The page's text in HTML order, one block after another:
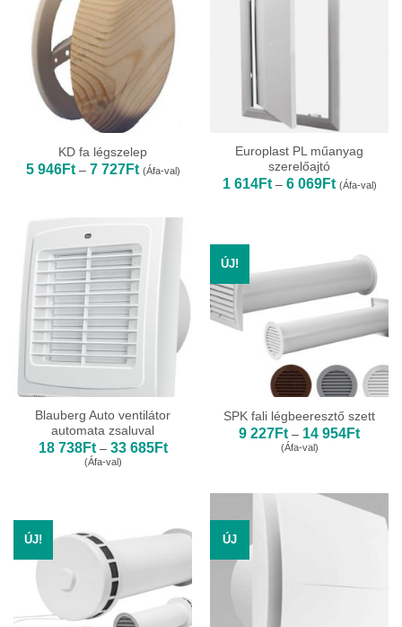
KD fa légszelep
5 946Ft – 7 727FtÁrtartomány:
5
(Áfa-val)
Europlast PL műanyag
szerelőajtó
1 614Ft – 6 069Ft
1
(Áfa-val)
Blauberg Auto ventilátor
automata zsaluval
18 738Ft – 33 685FtÁrtartomány:
(Áfa-val)
ÚJ!
SPK fali légbeeresztő szett
9 227Ft – 14 954Ft
(Áfa-val)
ÚJ! ÚJ